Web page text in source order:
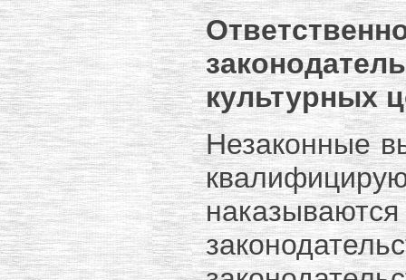
культурных
Незаконные